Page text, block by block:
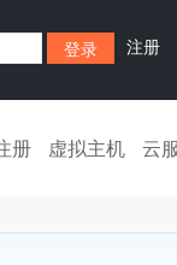
注册
册 虚拟主机 云